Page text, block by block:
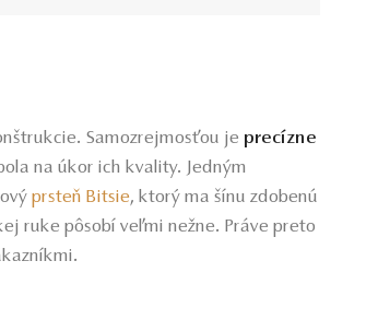
Samozrejmosťou je precízne
na úkor ich kvality. Jedným
prsteň Bitsie, ktorý ma šínu zdobenú
ruke pôsobí veľmi nežne. Práve preto